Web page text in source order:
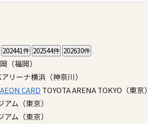
202441件 202544件 202630件
（福岡）
リーナ横浜（神奈川）
CARD TOYOTA ARENA TOKYO（東京）
ム（東京）
ム（東京）